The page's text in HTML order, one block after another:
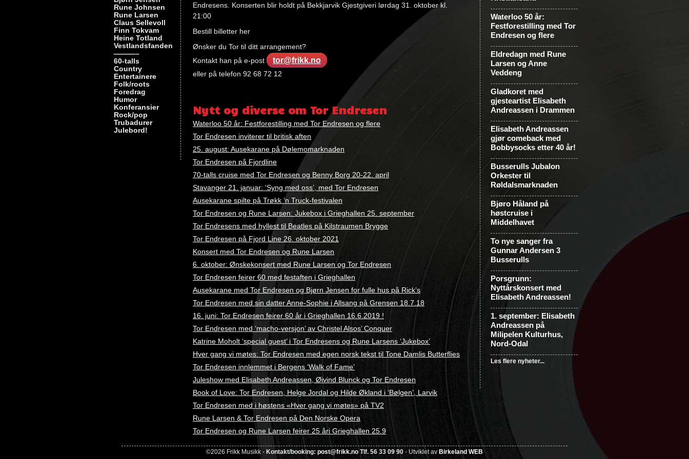
Endresens. Konserten blir holdt på Bekkjarvik Gjestgiveri lørdag 31. oktober kl.
21:00
Bestill billetter her
Ønsker du Tor til ditt arrangement?
Kontakt han på e-post
tor@frikk.no
eller på telefon 92 68 72 12
Nytt og diverse om Tor Endresen
Waterloo 50 år: Festforestilling med Tor Endresen og flere
Tor Endresen inviterer til britisk aften
25. august: Ausekarane på Dølemomarknaden
Tor Endresen på Fjordline
70-talls cruise med Tor Endresen og Benny Borg 20-22. april
Stavanger 21. januar: ‘Syng med oss’, med Tor Endresen
Ausekarane spilte på Trøkk ‘n Truck-festivalen
Tor Endresen og Rune Larsen: Jukebox i Grieghallen 25. september
Tor Endresens med hyllest til Beatles på Kilstraumen Brygge
Tor Endresen på Fjord Line 26. oktober 2021
Konsert med Tor Endresen og Rune Larsen
6. oktober: Ønskekonsert med Rune Larsen og Tor Endresen
Tor Endresen feirer 60 med festaften i Grieghallen
Ausekarane med Tor Endresen og Bjørn Jensen for fulle hus på Rick’s
Tor Endresen med sin datter Anne-Sophie i Allsang på Grensen 18.7.18
16. juni: Tor Endresen feirer 60 år i Grieghallen 16.6.2019 !
Tor Endresen med ‘macho-versjon’ av Christel Alsos’ Conquer
Katrine Moholt ‘special guest’ i Tor Endresens og Rune Larsens ‘Jukebox’
Hver gang vi møtes: Tor Endresen med egen norsk tekst til Tone Damlis Butterflies
Tor Endresen innlemmet i Bergens ‘Walk of Fame’
Juleshow med Elisabeth Andreassen, Øivind Blunck og Tor Endresen
Book of Love: Tor Endresen, Helge Jordal og Hilde Økland i ‘Bølgen’, Larvik
Tor Endresen med i høstens «Hver gang vi møtes» på TV2
Rune Larsen & Tor Endresen på Den Norske Opera
Tor Endresen og Rune Larsen feirer 25 åri Grieghallen 25.9
Rune Johnsen
Rune Larsen
Claus Sellevoll
Finn Tokvam
Heine Totland
Vestlandsfanden
———–
60-talls
Country
Entertainere
Folk/roots
Foredrag
Humor
Konferansier
Rock/pop
Trubadurer
Julebord!
Waterloo 50 år:
Festforestilling med Tor
Endresen og flere
Eldredagn med Rune
Larsen og Anne
Veddeng
Gladkoret med
gjesteartist Elisabeth
Andreassen i Drammen
Elisabeth Andreassen
gjør comeback med
Bobbysocks etter 40 år!
Busserulls Jubalon
Orkester til
Røldalsmarknaden
Bjøro Håland på
høstcruise i
Middelhavet
To nye sanger fra
Gunnar Andersen 3
Busserulls
Porsgrunn:
Nyttårskonsert med
Elisabeth Andreassen!
1. september: Elisabeth
Andreassen på
Milipelen Kulturhus,
Nord-Odal
Les flere nyheter...
©2026 Frikk Musikk - Kontakt/booking: post@frikk.no Tlf. 56 33 09 90 - Utviklet av Birkeland WEB